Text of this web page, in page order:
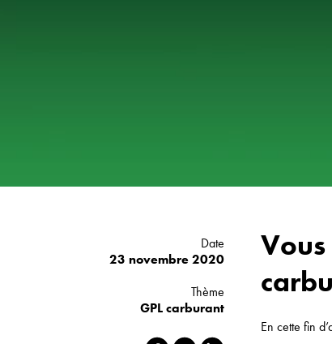
Date
23 novembre 2020
Thème
GPL carburant
Vous
En cette fin